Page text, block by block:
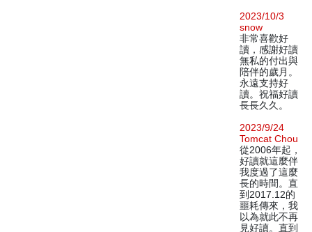
2023/10/3
snow
非常喜歡好
讀，感謝好讀
無私的付出與
陪伴的歲月。
永遠支持好
讀。祝福好讀
長長久久。
2023/9/24
Tomcat Chou
從2006年起，
好讀就這麼伴
我度過了這麼
長的時間。直
到2017.12的
噩耗傳來，我
以為就此不再
見好讀。直到